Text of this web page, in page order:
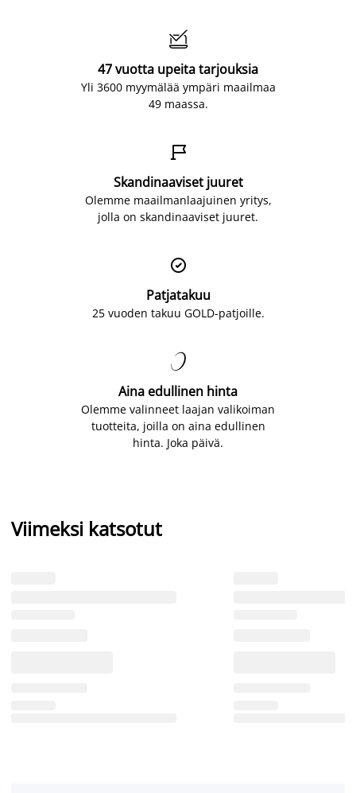

47 vuotta upeita tarjouksia
Yli 3600 myymälää ympäri maailmaa
49 maassa.

Skandinaaviset juuret
Olemme maailmanlaajuinen yritys,
jolla on skandinaaviset juuret.

Patjatakuu
25 vuoden takuu GOLD-patjoille.

Aina edullinen hinta
Olemme valinneet laajan valikoiman
tuotteita, joilla on aina edullinen
hinta. Joka päivä.
Viimeksi katsotut